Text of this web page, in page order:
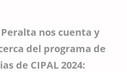
nos cuenta y
del programa de
de CIPAL 2024: